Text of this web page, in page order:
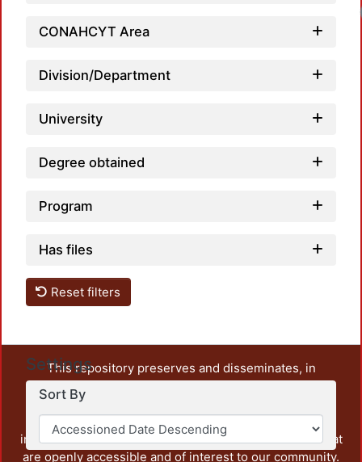
CONAHCYT Area
Division/Department
University
Degree obtained
Program
Has files
Reset filters
Settings
Sort By
This repository preserves and disseminates, in
unrestricted open access, the teaching and research
output of UAM Azcapotzalco. It also includes some
administrative and graphic documents from the
institution, as well as content from other institutions that
are openly accessible and of interest to our community.